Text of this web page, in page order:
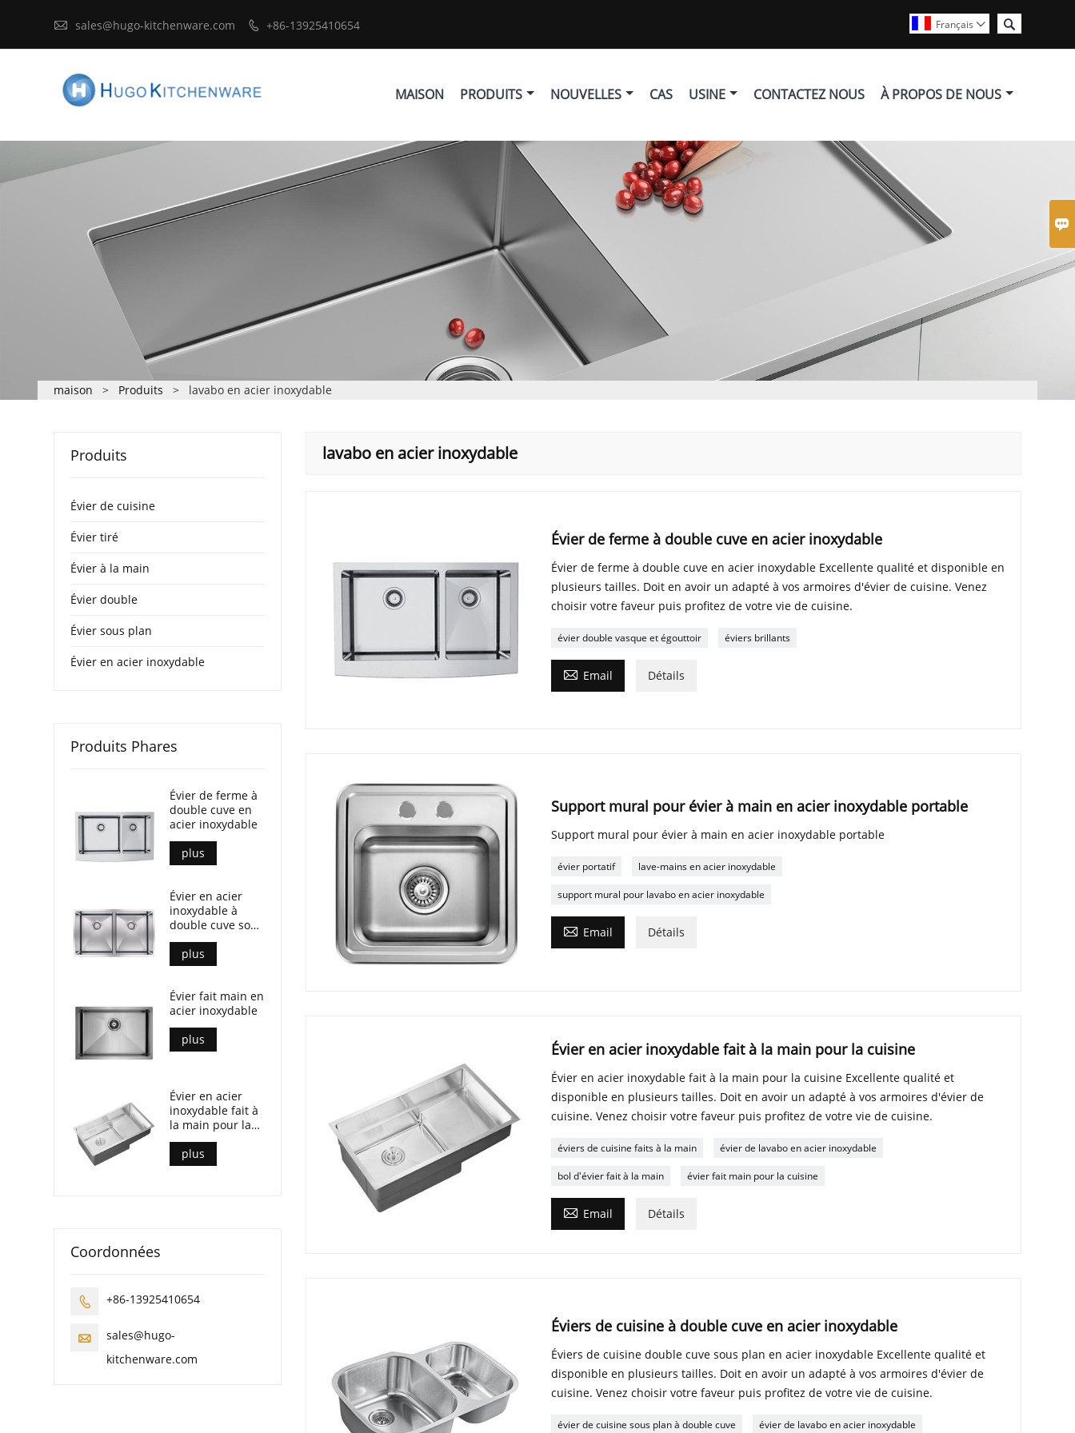

 sales@hugo-kitchenware.com  +86-13925410654 
Français 
MAISON PRODUITS NOUVELLES CAS USINE CONTACTEZ NOUS À PROPOS DE NOUS
maison > Produits > lavabo en acier inoxydable
lavabo en acier inoxydable
Évier de ferme à double cuve en acier inoxydable
Évier de ferme à double cuve en acier inoxydable Excellente qualité et disponible en
plusieurs tailles. Doit en avoir un adapté à vos armoires d'évier de cuisine. Venez
choisir votre faveur puis profitez de votre vie de cuisine.
évier double vasque et égouttoir éviers brillants
 Email Détails
Support mural pour évier à main en acier inoxydable portable
Support mural pour évier à main en acier inoxydable portable
évier portatif lave-mains en acier inoxydable
support mural pour lavabo en acier inoxydable
 Email Détails
Évier en acier inoxydable fait à la main pour la cuisine
Évier en acier inoxydable fait à la main pour la cuisine Excellente qualité et
disponible en plusieurs tailles. Doit en avoir un adapté à vos armoires d'évier de
cuisine. Venez choisir votre faveur puis profitez de votre vie de cuisine.
éviers de cuisine faits à la main évier de lavabo en acier inoxydable
bol d'évier fait à la main évier fait main pour la cuisine
 Email Détails
Éviers de cuisine à double cuve en acier inoxydable
Éviers de cuisine double cuve sous plan en acier inoxydable Excellente qualité et
disponible en plusieurs tailles. Doit en avoir un adapté à vos armoires d'évier de
cuisine. Venez choisir votre faveur puis profitez de votre vie de cuisine.
évier de cuisine sous plan à double cuve évier de lavabo en acier inoxydable
Produits
Évier de cuisine
Évier tiré
Évier à la main
Évier double
Évier sous plan
Évier en acier inoxydable
Produits Phares
Évier de ferme à
double cuve en
acier inoxydable
plus
Évier en acier
inoxydable à
double cuve sous
plan
plus
Évier fait main en
acier inoxydable
plus
Évier en acier
inoxydable fait à
la main pour la
cuisine
plus
Coordonnées
 +86-13925410654

sales@hugo-
kitchenware.com